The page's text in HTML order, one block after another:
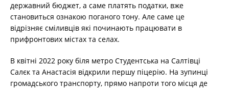
державний бюджет, а саме платять податки, вже
становиться ознакою поганого тону. Але саме це
відрізняє сміливців які починають працювати в
прифронтових містах та селах.
В квітні 2022 року біля метро Студентська на Салтівці
Салєк та Анастасія відкрили першу піцерію. На зупинці
громадського транспорту, прямо напроти того місця де